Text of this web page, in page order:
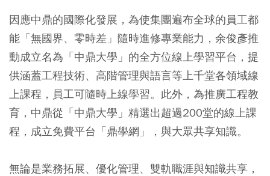
因應中鼎的國際化發展，為使集團遍布全球的員工都
能「無國界、零時差」隨時進修專業能力，余俊彥推
動成立名為「中鼎大學」的全方位線上學習平台，提
供涵蓋工程技術、高階管理與語言等上千堂各領域線
上課程，員工可隨時上線學習。此外，為推廣工程教
育，中鼎從「中鼎大學」精選出超過200堂的線上課
程，成立免費平台「鼎學網」，與大眾共享知識。
無論是業務拓展、優化管理、雙軌職涯與知識共享，